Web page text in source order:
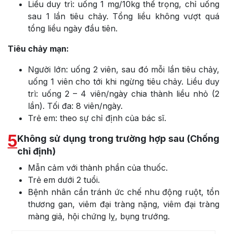
Liều duy trì: uống 1 mg/10kg thể trọng, chỉ uống
sau 1 lần tiêu chảy. Tổng liều không vượt quá
tổng liều ngày đầu tiên.
Tiêu chảy mạn:
Người lớn: uống 2 viên, sau đó mỗi lần tiêu chảy,
uống 1 viên cho tới khi ngừng tiêu chảy. Liều duy
trì: uống 2 – 4 viên/ngày chia thành liều nhỏ (2
lần). Tối đa: 8 viên/ngày.
Trẻ em: theo sự chỉ định của bác sĩ.
5Không sử dụng trong trường hợp sau (Chống
chỉ định)
Mẫn cảm với thành phần của thuốc.
Trẻ em dưới 2 tuổi.
Bệnh nhân cần tránh ức chế nhu động ruột, tổn
thương gan, viêm đại tràng nặng, viêm đại tràng
màng giả, hội chứng lỵ, bụng trướng.